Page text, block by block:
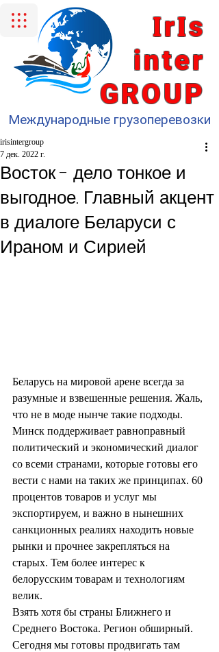
IrIs
inter
GROUP
Международные грузоперевозки
Восток - дело тонкое и
выгодное. Главный акцент
в диалоге Беларуси с
Ираном и Сирией
irisintergroup
7 дек. 2022 г.
Беларусь на мировой арене всегда за
разумные и взвешенные решения. Жаль,
что не в моде нынче такие подходы.
Минск поддерживает равноправный
политический и экономический диалог
со всеми странами, которые готовы его
вести с нами на таких же принципах. 60
процентов товаров и услуг мы
экспортируем, и важно в нынешних
санкционных реалиях находить новые
рынки и прочнее закрепляться на
старых. Тем более интерес к
белорусским товарам и технологиям
велик.
Взять хотя бы страны Ближнего и
Среднего Востока. Регион обширный.
Сегодня мы готовы продвигать там